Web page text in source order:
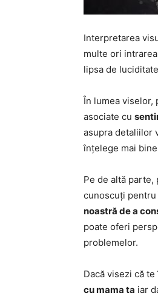
Interpretarea
multe ori
lipsa de
În lumea viselor,
asociate cu
asupra detaliilor
înțelege mai
Pe de altă
cunoscuți pentru
noastră de a
poate oferi
problemelor.
Dacă visezi că
cu mama ta iar